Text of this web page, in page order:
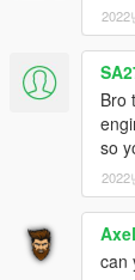
2022
Bro
so
2022
can